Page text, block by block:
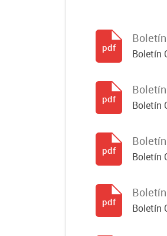
Boletín
pdf
Boletín
pdf
Boletín
pdf
Boletín
pdf